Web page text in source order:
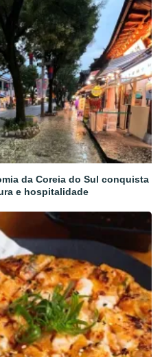
da Coreia do Sul conquista
e hospitalidade